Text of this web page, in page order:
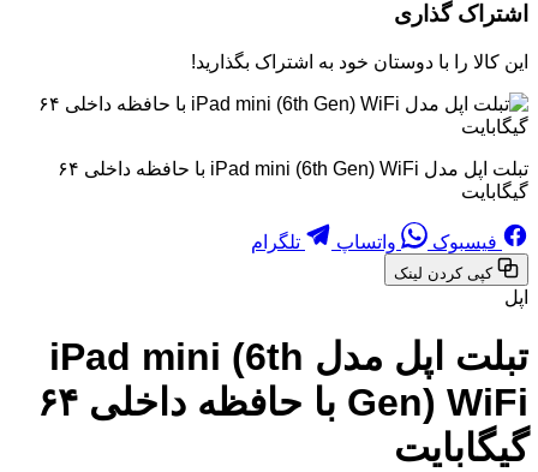
اشتراک گذاری
این کالا را با دوستان خود به اشتراک بگذارید!
تبلت اپل مدل iPad mini (6th Gen) WiFi با حافظه داخلی ۶۴
گیگابایت
فیسبوک واتساپ تلگرام
کپی کردن لینک
اپل
تبلت اپل مدل iPad mini (6th
Gen) WiFi با حافظه داخلی ۶۴
گیگابایت